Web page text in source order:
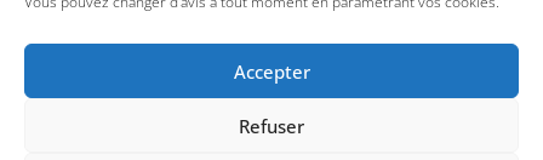
Accepter
Refuser
Accessibilité : partiellement conforme|